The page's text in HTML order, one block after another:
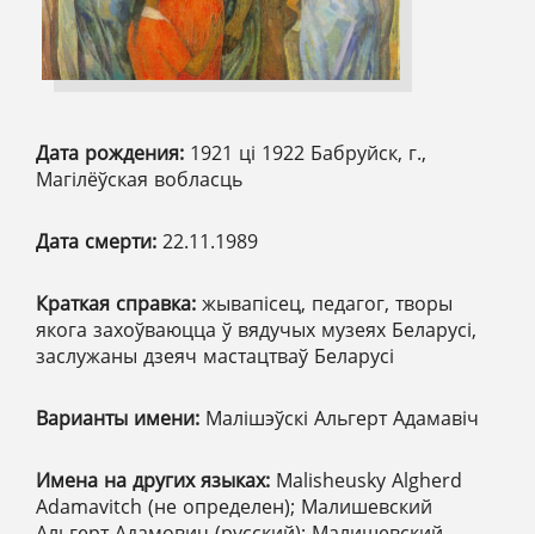
Дата рождения: 1921 ці 1922 Бабруйск, г.,
Магілёўская вобласць
Дата смерти: 22.11.1989
Краткая справка: жывапісец, педагог, творы
якога захоўваюцца ў вядучых музеях Беларусі,
заслужаны дзеяч мастацтваў Беларусі
Варианты имени: Малішэўскі Альгерт Адамавіч
Имена на других языках: Malisheusky Algherd
Adamavitch (не определен); Малишевский